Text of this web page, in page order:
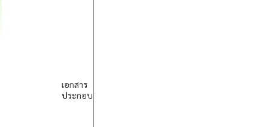
เอกสาร
ประกอบ